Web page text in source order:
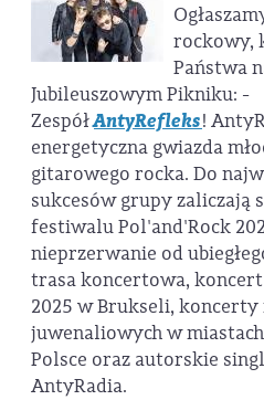
rockowy,
Państwa
Jubileuszowym Pikniku: -
ZespółAntyRefleks!
energetyczna gwiazda
gitarowego rocka. Do
sukcesów grupy zaliczają
festiwalu Pol'and'Rock
nieprzerwanie od
trasa koncertowa, koncert
2025 w Brukseli, koncerty
juwenaliowych w
Polsce oraz autorskie
AntyRadia.